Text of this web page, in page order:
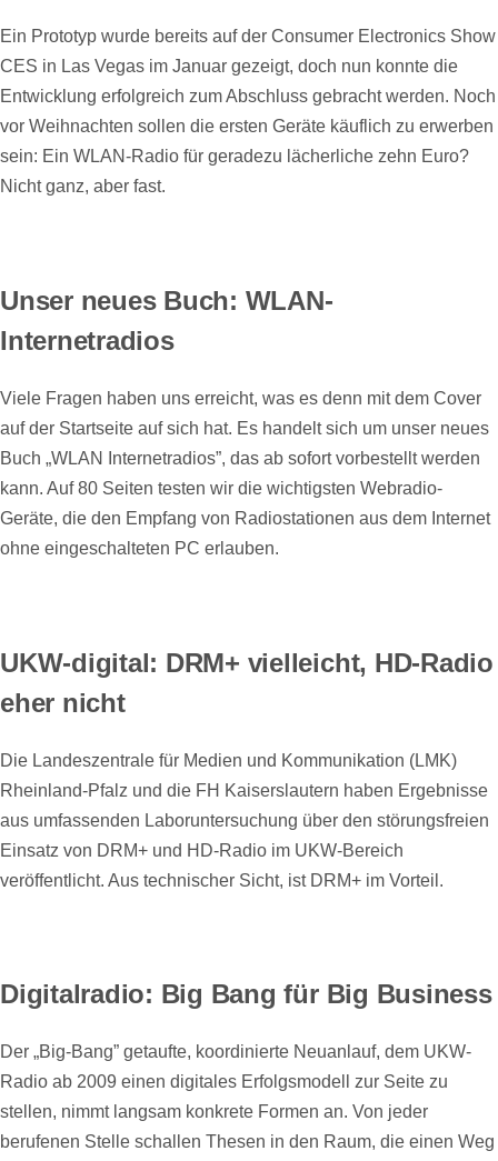
Ein Prototyp wurde bereits auf der Consumer Electronics Show
CES in Las Vegas im Januar gezeigt, doch nun konnte die
Entwicklung erfolgreich zum Abschluss gebracht werden. Noch
vor Weihnachten sollen die ersten Geräte käuflich zu erwerben
sein: Ein WLAN-Radio für geradezu lächerliche zehn Euro?
Nicht ganz, aber fast.
Unser neues Buch: WLAN-
Internetradios
Viele Fragen haben uns erreicht, was es denn mit dem Cover
auf der Startseite auf sich hat. Es handelt sich um unser neues
Buch „WLAN Internetradios”, das ab sofort vorbestellt werden
kann. Auf 80 Seiten testen wir die wichtigsten Webradio-
Geräte, die den Empfang von Radiostationen aus dem Internet
ohne eingeschalteten PC erlauben.
UKW-digital: DRM+ vielleicht, HD-Radio
eher nicht
Die Landeszentrale für Medien und Kommunikation (LMK)
Rheinland-Pfalz und die FH Kaiserslautern haben Ergebnisse
aus umfassenden Laboruntersuchung über den störungsfreien
Einsatz von DRM+ und HD-Radio im UKW-Bereich
veröffentlicht. Aus technischer Sicht, ist DRM+ im Vorteil.
Digitalradio: Big Bang für Big Business
Der „Big-Bang” getaufte, koordinierte Neuanlauf, dem UKW-
Radio ab 2009 einen digitales Erfolgsmodell zur Seite zu
stellen, nimmt langsam konkrete Formen an. Von jeder
berufenen Stelle schallen Thesen in den Raum, die einen Weg